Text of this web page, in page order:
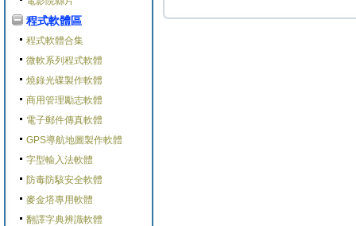
程式軟體區
程式軟體合集
微軟系列程式軟體
燒錄光碟製作軟體
商用管理勵志軟體
電子郵件傳真軟體
GPS導航地圖製作軟體
字型輸入法軟體
防毒防駭安全軟體
麥金塔專用軟體
翻譯字典辨識軟體